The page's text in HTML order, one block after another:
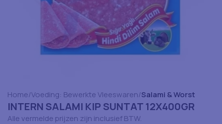
Home Voeding: Bewerkte Vleeswaren Salami & Worst
INTERN SALAMI KIP SUNTAT 12X400GR
Alle vermelde prijzen zijn inclusief BTW.